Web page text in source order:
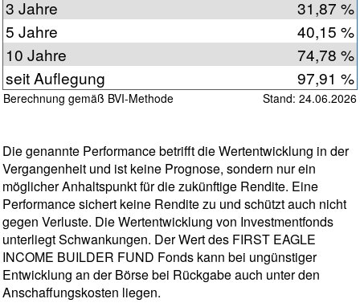
3 Jahre
31,87 %
5 Jahre
40,15 %
10 Jahre
74,78 %
seit Auflegung
97,91 %
Berechnung gemäß BVI-Methode Stand: 24.06.2026
Die genannte Performance betrifft die Wertentwicklung in der
Vergangenheit und ist keine Prognose, sondern nur ein
möglicher Anhaltspunkt für die zukünftige Rendite. Eine
Performance sichert keine Rendite zu und schützt auch nicht
gegen Verluste. Die Wertentwicklung von Investmentfonds
unterliegt Schwankungen. Der Wert des FIRST EAGLE
INCOME BUILDER FUND Fonds kann bei ungünstiger
Entwicklung an der Börse bei Rückgabe auch unter den
Anschaffungskosten liegen.